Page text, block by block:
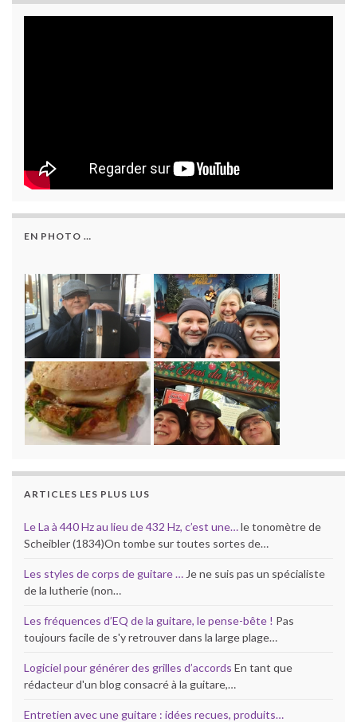
EN PHOTO …
ARTICLES LES PLUS LUS
Le La à 440 Hz au lieu de 432 Hz, c’est une…le tonomètre de
Scheibler (1834)On tombe sur toutes sortes de…
Les styles de corps de guitare … Je ne suis pas un spécialiste
de la lutherie (non…
Les fréquences d’EQ de la guitare, le pense-bête ! Pas
toujours facile de s'y retrouver dans la large plage…
Logiciel pour générer des grilles d’accords En tant que
rédacteur d'un blog consacré à la guitare,…
Entretien avec une guitare : idées recues, produits…